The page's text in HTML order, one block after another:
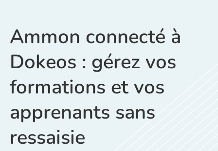
Ammon connecté à
Dokeos : gérez vos
formations et vos
apprenants sans
ressaisie